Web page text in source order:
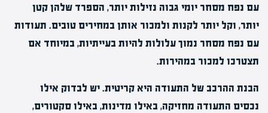
עם נפח מסחר יומי גבוה נזילות יותר, הספרד שלהן קטן
יותר, וקל יותר לקנות ולמכור אותן במחירים טובים. תעודות
עם נפח מסחר נמוך עלולות להיות בעייתיות, במיוחד אם
תצטרכו למכור במהירות.
הבנת ההרכב של התעודה היא קריטית. יש לבדוק אילו
נכסים התעודה מחזיקה, באילו מדינות, באילו סקטורים,